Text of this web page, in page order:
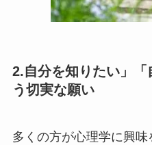
2.自分を知りたい」
う切実な願い
多くの方が心理学に興味